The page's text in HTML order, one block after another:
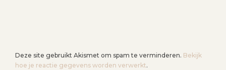
Deze site gebruikt Akismet om spam te verminderen. Bekijk
hoe je reactie gegevens worden verwerkt.